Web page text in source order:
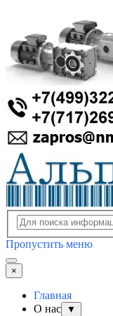
Пропустить меню
×
Главная
О нас
▼